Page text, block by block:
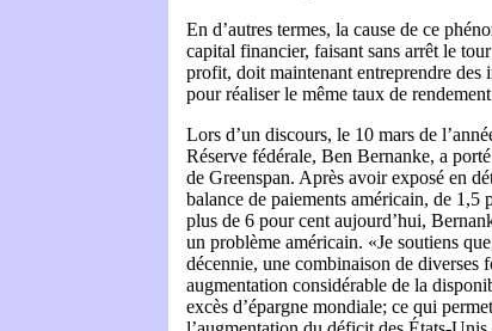
En d’autres termes, la cause de ce
capital financier, faisant sans arrêt le
profit, doit maintenant entreprendre des
pour réaliser le même taux de
Lors d’un discours, le 10 mars de
Réserve fédérale, Ben Bernanke, a
de Greenspan. Après avoir exposé en
balance de paiements américain, de 1,5
plus de 6 pour cent aujourd’hui,
un problème américain. «Je soutiens
décennie, une combinaison de diverses
augmentation considérable de la
excès d’épargne mondiale; ce qui